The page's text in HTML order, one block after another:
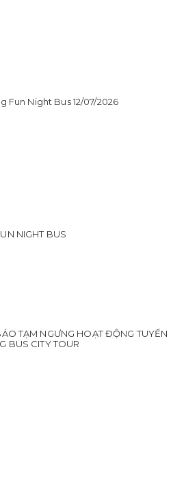
Fun Night Bus 12/07/2026
NIGHT BUS
TẠM NGƯNG HOẠT ĐỘNG TUYẾN
BUS CITY TOUR